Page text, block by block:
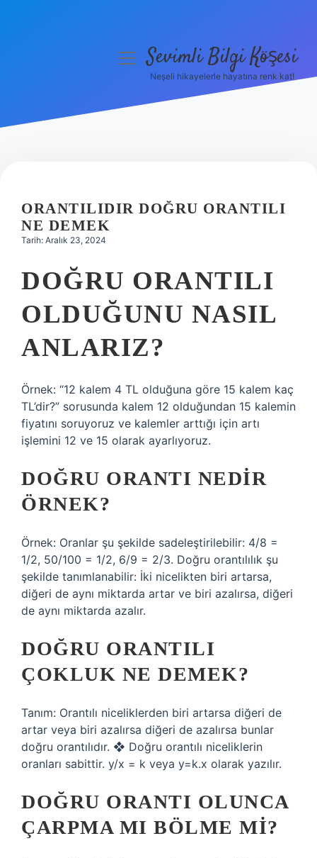
Hakkımızda
menüyüSevimli Bilgi Köşesi
Neşeli hikayelerle hayatına renk kat!
ORANTILIDIR DOĞRU ORANTILI
NE DEMEK
Tarih: Aralık 23, 2024
DOĞRU ORANTILI
OLDUĞUNU NASIL
ANLARIZ?
Örnek: “12 kalem 4 TL olduğuna göre 15 kalem kaç
TL’dir?” sorusunda kalem 12 olduğundan 15 kalemin
fiyatını soruyoruz ve kalemler arttığı için artı
işlemini 12 ve 15 olarak ayarlıyoruz.
DOĞRU ORANTI NEDIR
ÖRNEK?
Örnek: Oranlar şu şekilde sadeleştirilebilir: 4/8 =
1/2, 50/100 = 1/2, 6/9 = 2/3. Doğru orantılılık şu
şekilde tanımlanabilir: İki nicelikten biri artarsa,
diğeri de aynı miktarda artar ve biri azalırsa, diğeri
de aynı miktarda azalır.
DOĞRU ORANTILI
ÇOKLUK NE DEMEK?
Tanım: Orantılı niceliklerden biri artarsa ​​diğeri de
artar veya biri azalırsa diğeri de azalırsa bunlar
doğru orantılıdır. ❖ Doğru orantılı niceliklerin
oranları sabittir. y/x = k veya y=k.x olarak yazılır.
DOĞRU ORANTI OLUNCA
ÇARPMA MI BÖLME MI?